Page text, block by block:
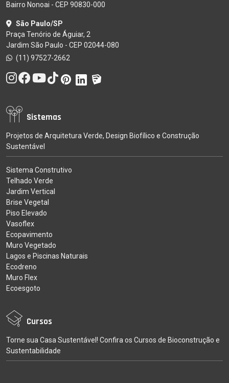
Bairro Nonoai - CEP 90830-000
São Paulo/SP
Praça Tenório de Águiar, 2
Jardim São Paulo - CEP 02044-080
(11) 97527-2662
Sistemas
Projetos de Arquitetura Verde, Design Biofílico e Construção
Sustentável
Sistema Construtivo
Telhado Verde
Jardim Vertical
Brise Vegetal
Piso Elevado
Vasoflex
Ecopavimento
Muro Vegetado
Lagos e Piscinas Naturais
Ecodreno
Muro Flex
Ecoesgoto
Cursos
Torne sua Casa Sustentável! Confira os Cursos de Bioconstrução e
Sustentabilidade